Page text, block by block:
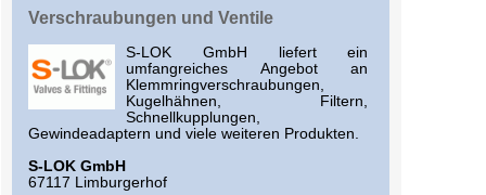
Verschraubungen und Ventile
S-LOK GmbH liefert ein
umfangreiches Angebot an
Klemmringverschraubungen,
Kugelhähnen, Filtern,
Schnellkupplungen,
Gewindeadaptern und viele weiteren Produkten.
S-LOK GmbH
67117 Limburgerhof